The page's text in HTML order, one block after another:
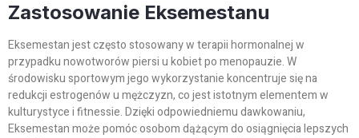
Zastosowanie Eksemestanu
Eksemestan jest często stosowany w terapii hormonalnej w
przypadku nowotworów piersi u kobiet po menopauzie. W
środowisku sportowym jego wykorzystanie koncentruje się na
redukcji estrogenów u mężczyzn, co jest istotnym elementem w
kulturystyce i fitnessie. Dzięki odpowiedniemu dawkowaniu,
Eksemestan może pomóc osobom dążącym do osiągnięcia lepszych